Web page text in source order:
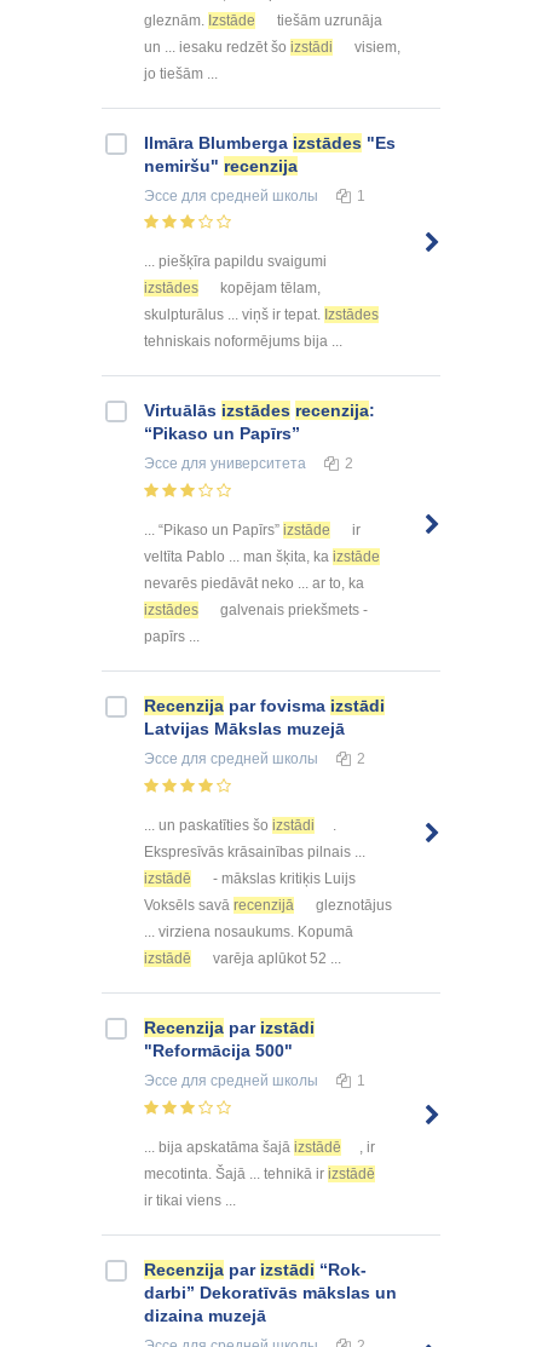
gleznām. Izstāde
tiešām uzrunāja
un ... iesaku redzēt šo izstādi
visiem,
jo tiešām ...
Ilmāra Blumberga izstādes "Es
nemiršu" recenzija
Эссе для средней школы 1
... piešķīra papildu svaigumi
izstādes
kopējam tēlam,
skulpturālus ... viņš ir tepat. Izstādes
tehniskais noformējums bija ...
Virtuālās izstādes recenzija:
“Pikaso un Papīrs”
Эссе для университета 2
... “Pikaso un Papīrs” izstāde
ir
veltīta Pablo ... man šķita, ka izstāde
nevarēs piedāvāt neko ... ar to, ka
izstādes
galvenais priekšmets -
papīrs ...
Recenzija par fovisma izstādi
Latvijas Mākslas muzejā
Эссе для средней школы 2
... un paskatīties šo izstādi
.
Ekspresīvās krāsainības pilnais ...
izstādē
- mākslas kritiķis Luijs
Voksēls savā recenzijā
gleznotājus
... virziena nosaukums. Kopumā
izstādē
varēja aplūkot 52 ...
Recenzija par izstādi
"Reformācija 500"
Эссе для средней школы 1
... bija apskatāma šajā izstādē
, ir
mecotinta. Šajā ... tehnikā ir izstādē
ir tikai viens ...
Recenzija par izstādi “Rok-
darbi” Dekoratīvās mākslas un
dizaina muzejā